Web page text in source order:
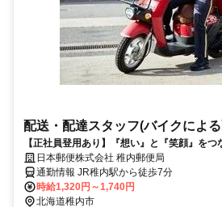
配送・配達スタッフ(バイクによ
【正社員登用あり】『想い』と『笑顔』を
か？日本郵便株式会社 稚内郵便局
通勤情報 JR稚内駅から徒歩7分
時給1,320円～1,740円
北海道稚内市